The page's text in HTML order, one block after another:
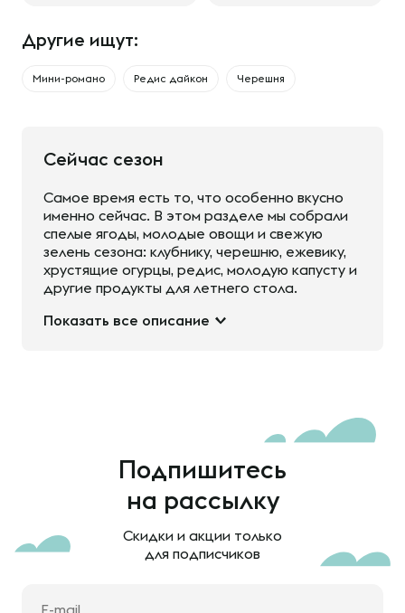
Другие ищут:
Мини-романо Редис дайкон Черешня
Сейчас сезон
Самое время есть то, что особенно вкусно
именно сейчас. В этом разделе мы собрали
спелые ягоды, молодые овощи и свежую
зелень сезона: клубнику, черешню, ежевику,
хрустящие огурцы, редис, молодую капусту и
другие продукты для летнего стола.
Показать все описание
Подпишитесь
на рассылку
Скидки и акции только
для подписчиков